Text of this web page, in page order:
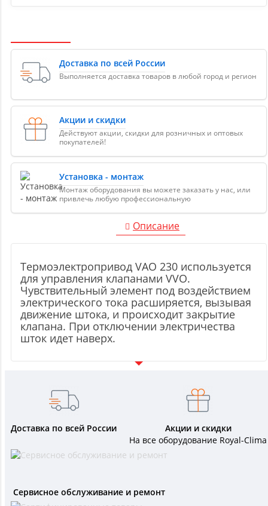
Доставка по всей России
Выполняется доставка товаров в любой город и регион
Акции и скидки
Действуют акции, скидки для розничных и оптовых
покупателей!
Установка - монтаж
Монтаж оборудования вы можете заказать у нас, или
привлечь любую профессиональную
Описание
Термоэлектропривод VAO 230 используется
для управления клапанами VVO.
Чувствительный элемент под воздействием
электрического тока расширяется, вызывая
движение штока, и происходит закрытие
клапана. При отключении электричества
шток идет наверх.
Доставка по всей России
Акции и скидки
На все оборудование Royal-Clima
Сервисное обслуживание и ремонт